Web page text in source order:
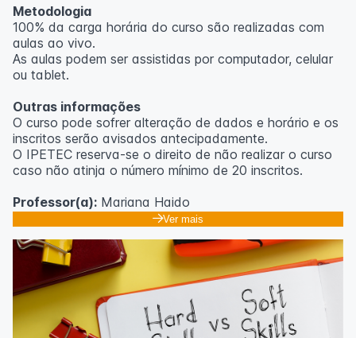
Metodologia
100% da carga horária do curso são realizadas com
aulas ao vivo.
As aulas podem ser assistidas por computador, celular
ou tablet.
Outras informações
O curso pode sofrer alteração de dados e horário e os
inscritos serão avisados ​​antecipadamente.
O IPETEC reserva-se o direito de não realizar o curso
caso não atinja o número mínimo de 20 inscritos.
Professor(a): Mariana Haido
Ver mais